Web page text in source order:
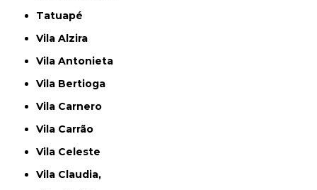
Tatuapé
Vila Alzira
Vila Antonieta
Vila Bertioga
Vila Carnero
Vila Carrão
Vila Celeste
Vila Claudia,